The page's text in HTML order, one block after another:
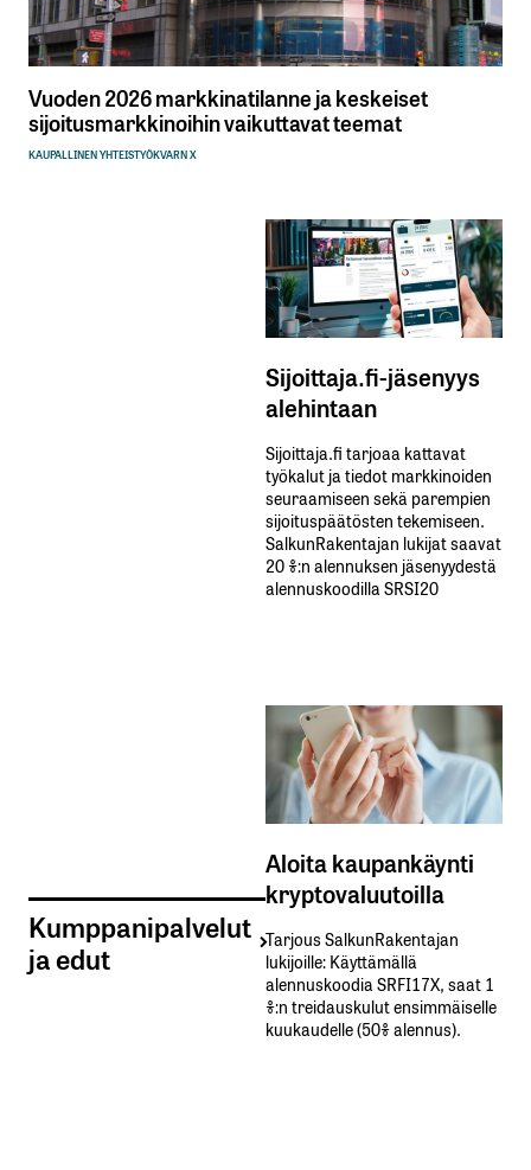
Vuoden 2026 markkinatilanne ja keskeiset
sijoitusmarkkinoihin vaikuttavat teemat
KAUPALLINEN YHTEISTYÖKVARN X
Kumppanipalvelut
ja edut
Sijoittaja.fi-jäsenyys
alehintaan
Sijoittaja.fi tarjoaa kattavat
työkalut ja tiedot markkinoiden
seuraamiseen sekä parempien
sijoituspäätösten tekemiseen.
SalkunRakentajan lukijat saavat
20 %:n alennuksen jäsenyydestä
alennuskoodilla SRSI20
Aloita kaupankäynti
kryptovaluutoilla
Tarjous SalkunRakentajan
lukijoille: Käyttämällä​ ​
alennuskoodia​ ​SRFI17X,​ ​saat​ ​1
%:n treidauskulut​ ​ensimmäiselle​ ​
kuukaudelle​ ​(50%​ ​alennus).